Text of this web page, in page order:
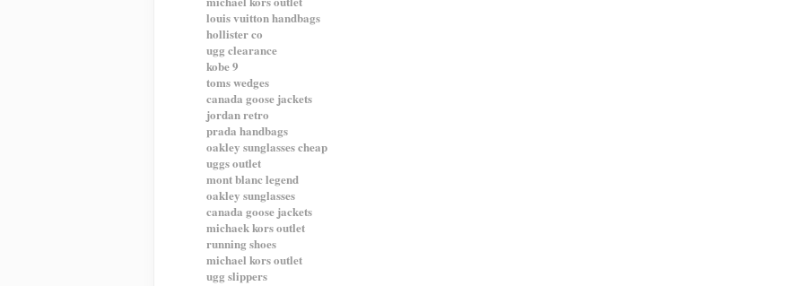
louis vuitton handbags
hollister co
ugg clearance
kobe 9
toms wedges
canada goose jackets
jordan retro
prada handbags
oakley sunglasses cheap
uggs outlet
mont blanc legend
oakley sunglasses
canada goose jackets
michaek kors outlet
running shoes
michael kors outlet
ugg slippers